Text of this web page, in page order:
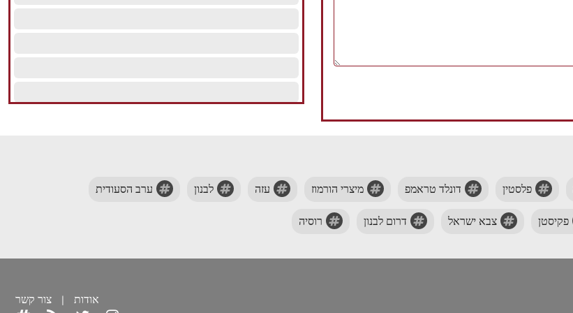
פלסטין דונלד טראמפ מיצרי הורמוז עזה לבנון ערב הסעודית
פקיסטן צבא ישראל דרום לבנון רוסיה
אודות צור קשר